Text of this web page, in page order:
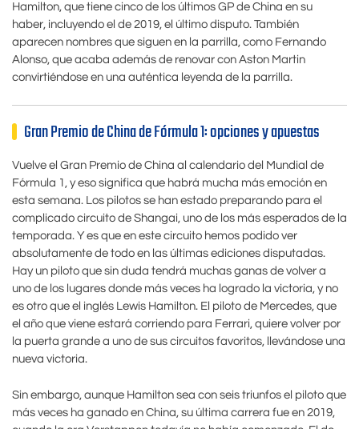
Hamilton, que tiene cinco de los últimos GP de China en su
haber, incluyendo el de 2019, el último disputo. También
aparecen nombres que siguen en la parrilla, como Fernando
Alonso, que acaba además de renovar con Aston Martin
convirtiéndose en una auténtica leyenda de la parrilla.
Gran Premio de China de Fórmula 1: opciones y apuestas
Vuelve el Gran Premio de China al calendario del Mundial de
Fórmula 1, y eso significa que habrá mucha más emoción en
esta semana. Los pilotos se han estado preparando para el
complicado circuito de Shangai, uno de los más esperados de la
temporada. Y es que en este circuito hemos podido ver
absolutamente de todo en las últimas ediciones disputadas.
Hay un piloto que sin duda tendrá muchas ganas de volver a
uno de los lugares donde más veces ha logrado la victoria, y no
es otro que el inglés Lewis Hamilton. El piloto de Mercedes, que
el año que viene estará corriendo para Ferrari, quiere volver por
la puerta grande a uno de sus circuitos favoritos, llevándose una
nueva victoria.
Sin embargo, aunque Hamilton sea con seis triunfos el piloto que
más veces ha ganado en China, su última carrera fue en 2019,